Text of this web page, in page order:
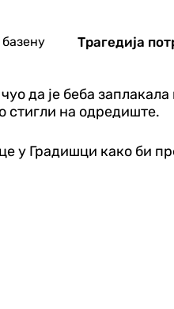
Трагедија
да је беба
стигли на одредиште.
у Градишци како би